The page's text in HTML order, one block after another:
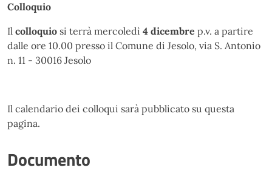
Colloquio
Il colloquio si terrà mercoledì 4 dicembre p.v. a partire
dalle ore 10.00 presso il Comune di Jesolo, via S. Antonio
n. 11 - 30016 Jesolo
Il calendario dei colloqui sarà pubblicato su questa
pagina.
Documento